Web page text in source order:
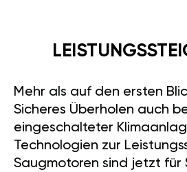
Mehr als auf den ersten
Sicheres Überholen auch
eingeschalteter
Technologien zur
Saugmotoren sind jetzt für